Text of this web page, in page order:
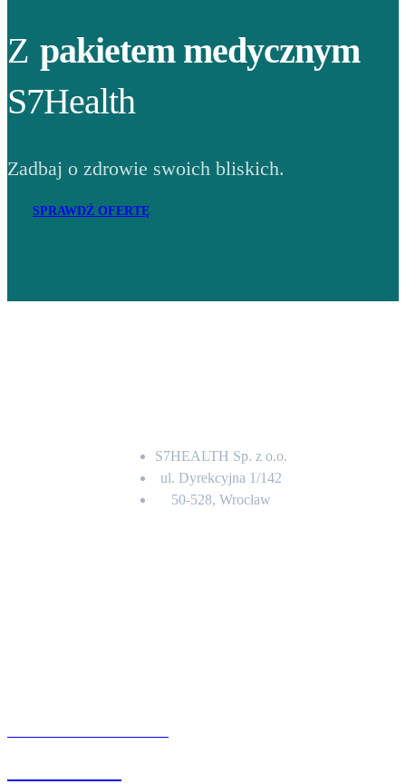
Z pakietem medycznym
S7Health
Zadbaj o zdrowie swoich bliskich.
SPRAWDŹ OFERTĘ
S7HEALTH Sp. z o.o.
ul. Dyrekcyjna 1/142
50-528, Wrocław